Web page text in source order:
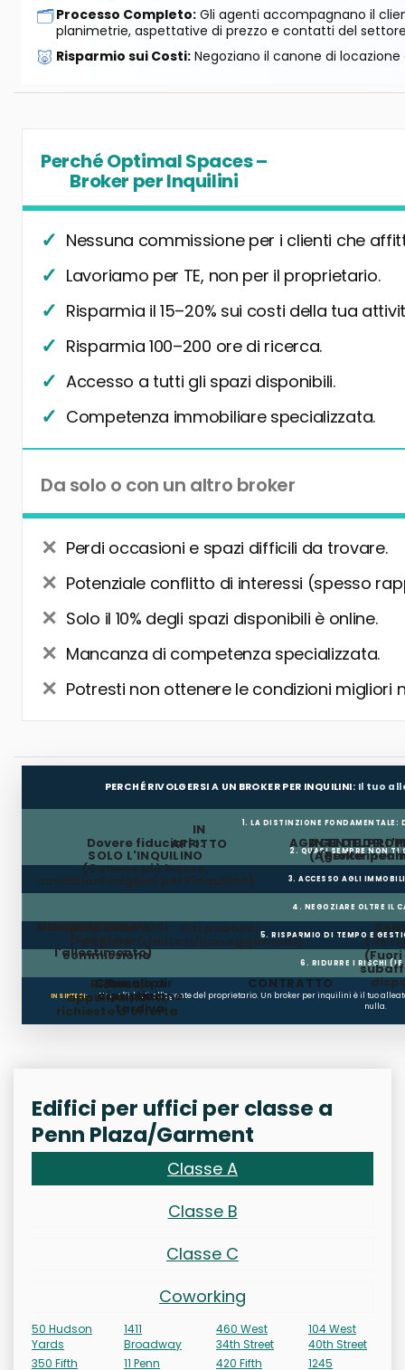
🗂️Processo Completo: Gli agenti accompagnano il
planimetrie, aspettative di prezzo e contatti del
🐷 Risparmio sui Costi: Negoziano il canone di
Perché Optimal Spaces –
Broker per Inquilini
Nessuna commissione per i clienti che
Lavoriamo per TE, non per il proprietario.
Risparmia il 15–20% sui costi della tua
Risparmia 100–200 ore di ricerca.
Accesso a tutti gli spazi disponibili.
Competenza immobiliare specializzata.
Da solo o con un altro broker
Perdi occasioni e spazi difficili da trovare.
Potenziale conflitto di interessi (spesso
Solo il 10% degli spazi disponibili è online.
Mancanza di competenza specializzata.
Potresti non ottenere le condizioni migliori
PERCHÉ RIVOLGERSI A UN BROKER PER INQUILINI: Il tuo
1. LA DISTINZIONE FONDAMENTALE:
AGENTE DEL
(Agente
IN
AFFITTO
AGENTE
(Broker per
Dovere fiduciario:
SOLO L'INQUILINO
(Canone più basso,
condizioni migliori per l'inquilino)
2. QUASI SEMPRE NON TI
3. ACCESSO AGLI
4. NEGOZIARE OLTRE IL
Il proprietario
paga la
commissione
Siti pubblici
(Limitati/non aggiornati) E RETI
MESI GRATUITI
CONTRIBUTO LAVORI
(Fondi per
l'allestimento)
5. RISPARMIO DI TEMPO E
6. RIDURRE I RISCHI
Ricerca,
appuntamenti,
richieste d'offerta
Clausole di
ripristino
Penali per
occupazione
tardiva
CONTRATTO
IN SINTESI:
Non affidarti all'agente del proprietario. Un broker per inquilini è il tuo
nulla.
Edifici per uffici per classe a
Penn Plaza/Garment
Classe A
Classe B
Classe C
Coworking
50 Hudson
Yards
350 Fifth
1411
Broadway
11 Penn
460 West
34th Street
420 Fifth
104 West
40th Street
1245